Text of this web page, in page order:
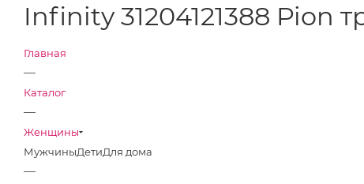
Infinity 31204121388 Pion
Главная
—
Каталог
—
Женщины
МужчиныДетиДля дома
—